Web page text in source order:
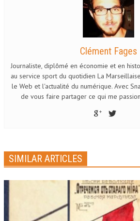
Clément Fages
Journaliste, diplômé en économie et en
au service sport du quotidien La
le Web et l'actualité du numérique. Avec
de vous faire partager ce qui me
SIMILAR ARTICLES